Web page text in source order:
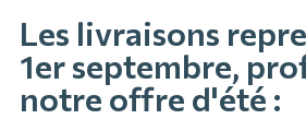
Les livraisons
1er septembre,
notre offre d'été :